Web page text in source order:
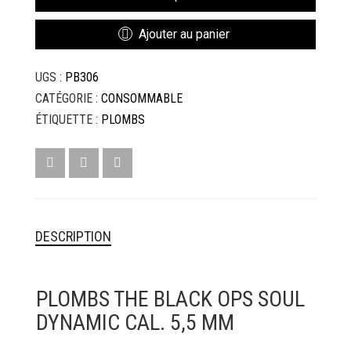
DE
OPS
SOUL
DYNAMIC
CAL.
5,5
MM
Ajouter au panier
UGS : PB306
CATÉGORIE : CONSOMMABLE
ÉTIQUETTE : PLOMBS
DESCRIPTION
PLOMBS THE BLACK OPS SOUL
DYNAMIC CAL. 5,5 MM